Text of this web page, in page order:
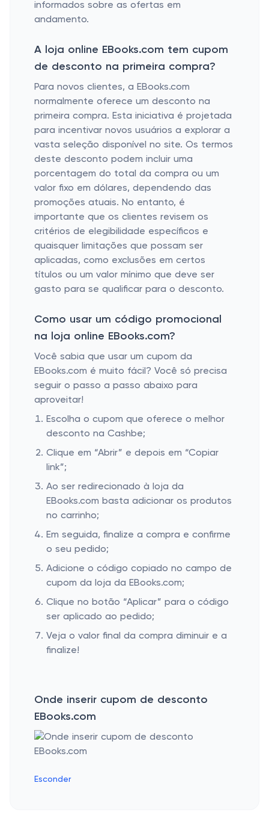
informados sobre as ofertas em
andamento.
A loja online EBooks.com tem cupom
de desconto na primeira compra?
Para novos clientes, a EBooks.com
normalmente oferece um desconto na
primeira compra. Esta iniciativa é projetada
para incentivar novos usuários a explorar a
vasta seleção disponível no site. Os termos
deste desconto podem incluir uma
porcentagem do total da compra ou um
valor fixo em dólares, dependendo das
promoções atuais. No entanto, é
importante que os clientes revisem os
critérios de elegibilidade específicos e
quaisquer limitações que possam ser
aplicadas, como exclusões em certos
títulos ou um valor mínimo que deve ser
gasto para se qualificar para o desconto.
Como usar um código promocional
na loja online EBooks.com?
Você sabia que usar um cupom da
EBooks.com é muito fácil? Você só precisa
seguir o passo a passo abaixo para
aproveitar!
Escolha o cupom que oferece o melhor
desconto na Cashbe;
Clique em “Abrir” e depois em “Copiar
link”;
Ao ser redirecionado à loja da
EBooks.com basta adicionar os produtos
no carrinho;
Em seguida, finalize a compra e confirme
o seu pedido;
Adicione o código copiado no campo de
cupom da loja da EBooks.com;
Clique no botão “Aplicar” para o código
ser aplicado ao pedido;
Veja o valor final da compra diminuir e a
finalize!
Onde inserir cupom de desconto
EBooks.com
Esconder